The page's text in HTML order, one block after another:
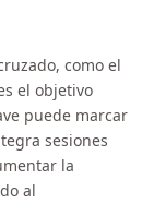
como el
el objetivo
puede marcar
sesiones
la
al